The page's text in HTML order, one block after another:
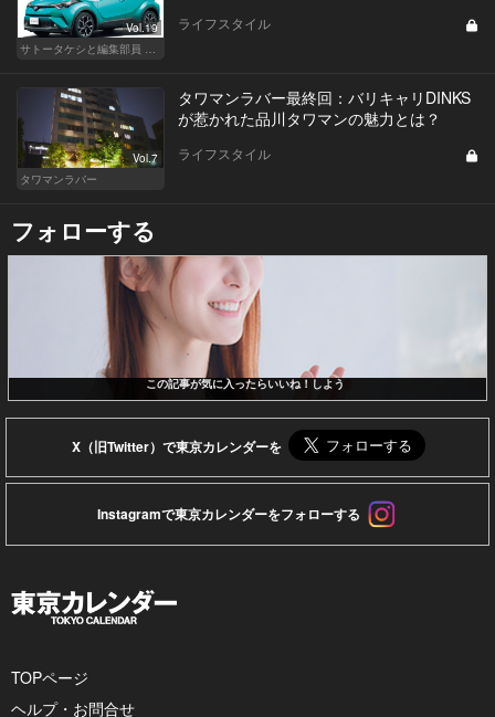
Vol.19
サトータケシと編集部員 船山の"CAR GENTSへの道"
ライフスタイル
Vol.7
タワマンラバー
タワマンラバー最終回：バリキャリDINKS
が惹かれた品川タワマンの魅力とは？
ライフスタイル
フォローする
この記事が気に入ったらいいね！しよう
X（旧Twitter）で東京カレンダーを
Instagramで東京カレンダーをフォローする
TOPページ
ヘルプ・お問合せ